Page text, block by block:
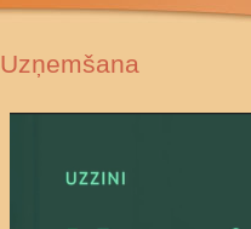
Uzņemšana